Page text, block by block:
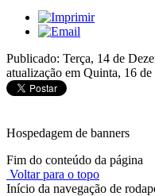
Publicado: Terça, 14 de
atualização em Quinta, 16
Hospedagem de banners
Fim do conteúdo da página
Voltar para o topo
Início da navegação de